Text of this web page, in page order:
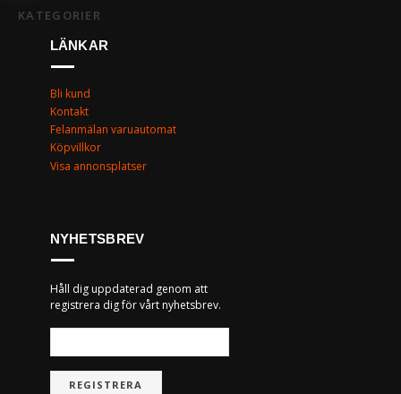
KATEGORIER
LÄNKAR
Bli kund
Kontakt
Felanmälan varuautomat
Köpvillkor
Visa annonsplatser
NYHETSBREV
Håll dig uppdaterad genom att
registrera dig för vårt nyhetsbrev.
REGISTRERA